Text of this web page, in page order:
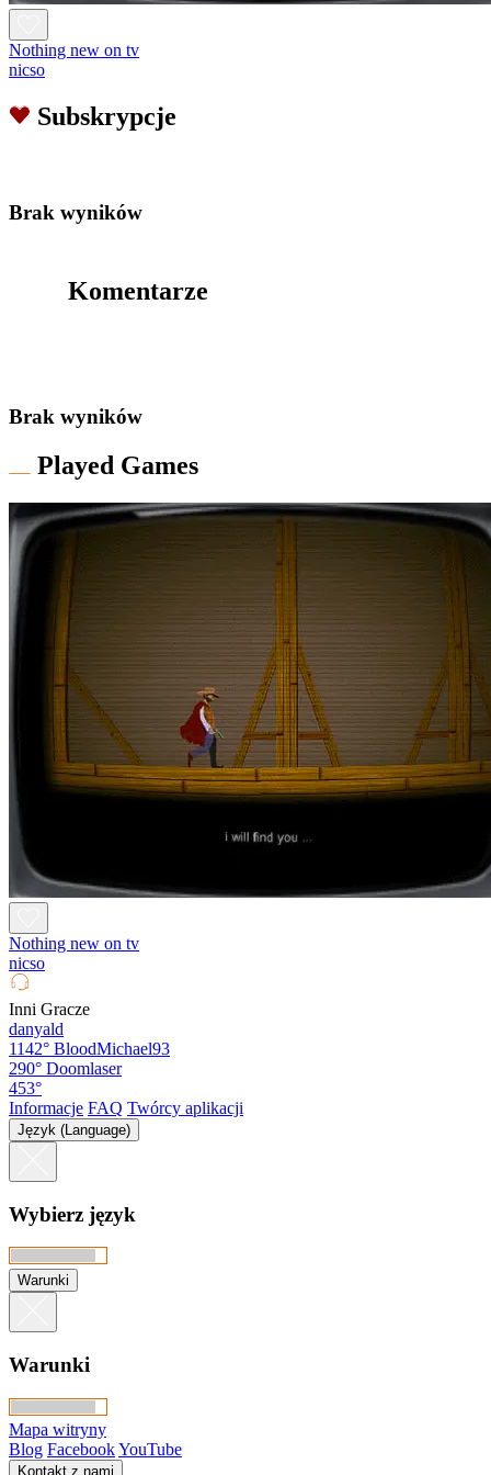
Nothing new on tv
nicso
Subskrypcje
Brak wyników
Komentarze
Brak wyników
Played Games
Nothing new on tv
nicso
Inni Gracze
danyald
1142° BloodMichael93
290° Doomlaser
453°
Informacje FAQ Twórcy aplikacji
Język (Language)
Wybierz język
Warunki
Warunki
Mapa witryny
Blog FacebookYouTube
Kontakt z nami